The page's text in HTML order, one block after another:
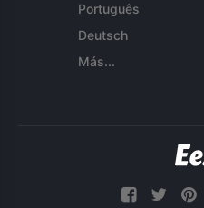
Português
Deutsch
Más...